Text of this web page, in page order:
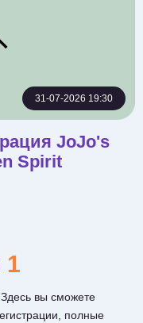
31-07-2026 19:30
JoJo's
Spirit
1
вы сможете
полные